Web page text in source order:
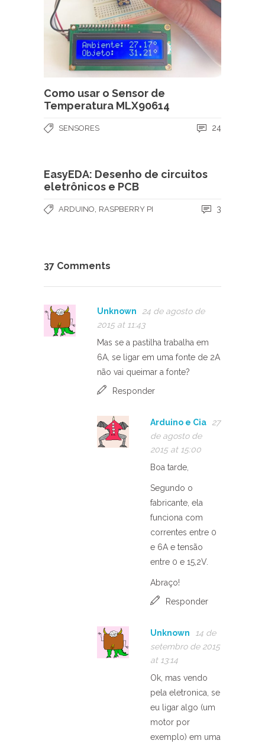
Como usar o Sensor de
Temperatura MLX90614
SENSORES 24
EasyEDA: Desenho de circuitos
eletrônicos e PCB
ARDUINO RASPBERRY PI 3
37 Comments
Unknown
24 de agosto de
2015 at 11:43
Mas se a pastilha trabalha em
6A, se ligar em uma fonte de 2A
não vai queimar a fonte?
Responder
Arduino e Cia
27
de agosto de
2015 at 15:00
Boa tarde,
Segundo o
fabricante, ela
funciona com
correntes entre 0
e 6A e tensão
entre 0 e 15,2V.
Abraço!
Responder
Unknown
14 de
setembro de 2015
at 13:14
Ok, mas vendo
pela eletronica, se
eu ligar algo (um
motor por
exemplo) em uma